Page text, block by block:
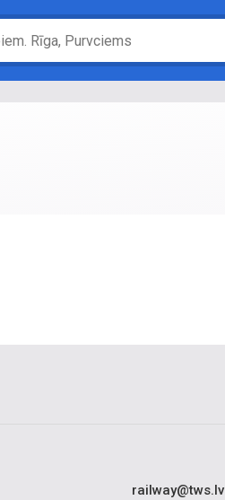
railway@tws.lv